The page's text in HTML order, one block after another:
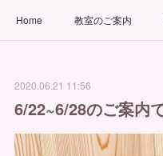
Home 教室のご案内
出張ヨガ教室
2020.06.21 11:56
6/22~6/28のご案内